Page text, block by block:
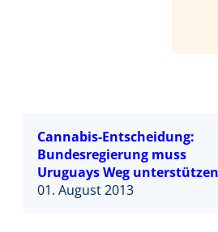
Cannabis-Entscheidung:
Bundesregierung muss
Uruguays Weg unterstützen
01. August 2013